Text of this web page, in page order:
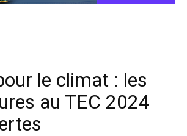
le climat : les
au TEC 2024